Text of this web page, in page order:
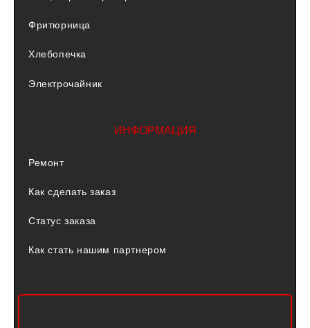
Фритюрница
Хлебопечка
Электрочайник
ИНФОРМАЦИЯ
Ремонт
Как сделать заказ
Статус заказа
Как стать нашим партнером